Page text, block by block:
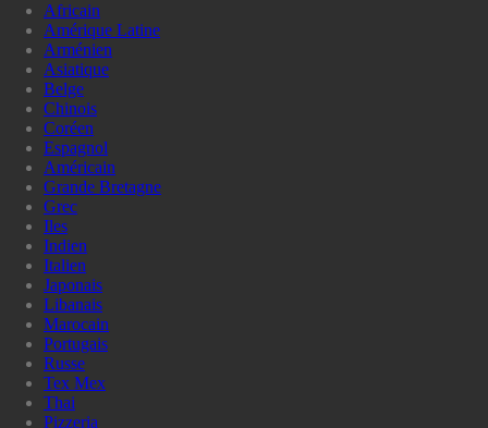
Africain
Amérique Latine
Arménien
Asiatique
Belge
Chinois
Coréen
Espagnol
Américain
Grande Bretagne
Grec
Iles
Indien
Italien
Japonais
Libanais
Marocain
Portugais
Russe
Tex Mex
Thai
Pizzeria